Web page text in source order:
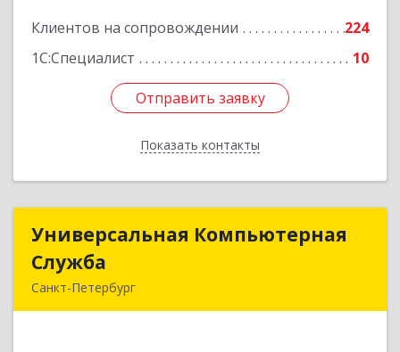
Клиентов на сопровождении
224
1С:Специалист
10
Отправить заявку
Показать контакты
Подробнее
Отправить заявку
Назад
Универсальная Компьютерная
Служба
Санкт-Петербург
Универсальная Компьютерная